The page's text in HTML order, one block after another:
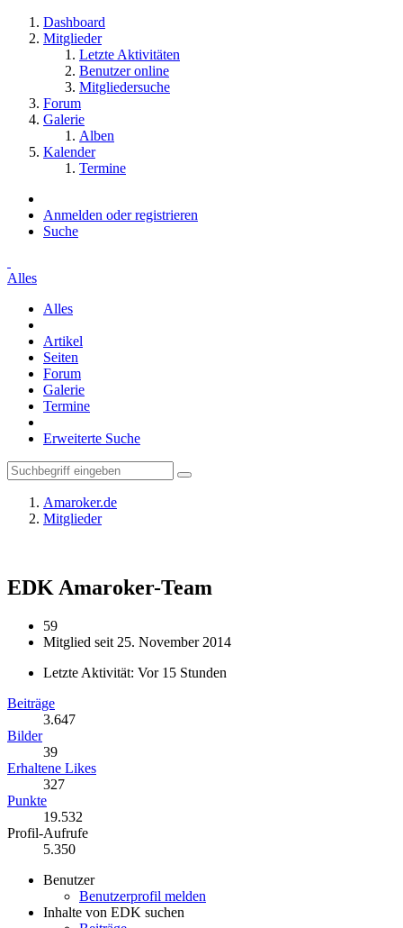
Dashboard
Mitglieder
Letzte Aktivitäten
Benutzer online
Mitgliedersuche
Forum
Galerie
Alben
Kalender
Termine
Anmelden oder registrieren
Suche
Alles
Alles
Artikel
Seiten
Forum
Galerie
Termine
Erweiterte Suche
Amaroker.de
Mitglieder
EDK Amaroker-Team
59
Mitglied seit 25. November 2014
Letzte Aktivität: Vor 15 Stunden
Beiträge
3.647
Bilder
39
Erhaltene Likes
327
Punkte
19.532
Profil-Aufrufe
5.350
Benutzer
Benutzerprofil melden
Inhalte von EDK suchen